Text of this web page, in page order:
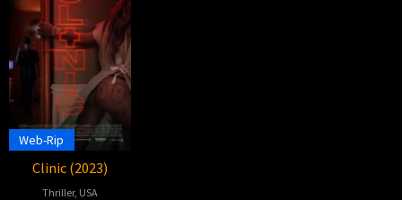
Web-Rip
Clinic (2023)
Thriller, USA